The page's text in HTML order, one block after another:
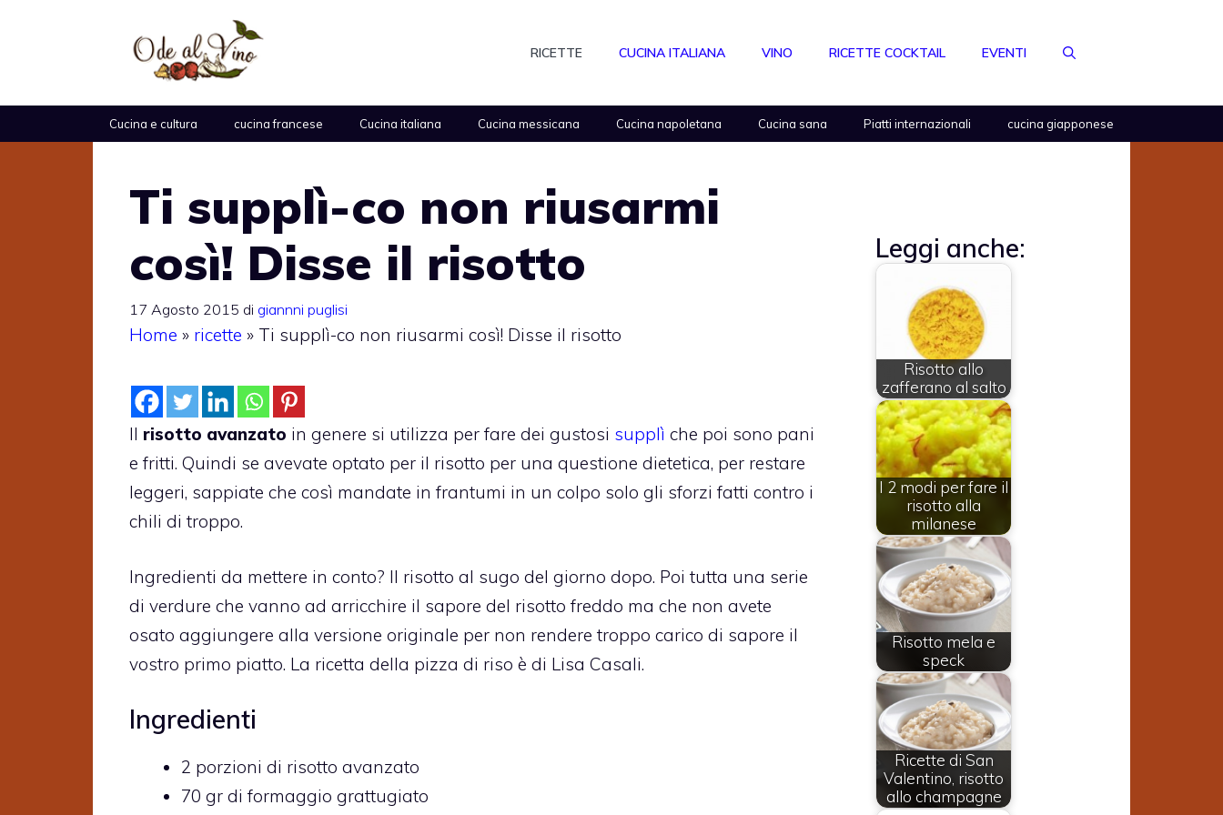
RICETTE CUCINA ITALIANA VINO RICETTE COCKTAIL EVENTI
Cucina e cultura cucina francese Cucina italiana Cucina messicana Cucina napoletana Cucina sana Piatti internazionali cucina giapponese
Ti supplì-co non riusarmi
così! Disse il risotto
17 Agosto 2015 di giannni puglisi
Home » ricette » Ti supplì-co non riusarmi così! Disse il risotto
Il risotto avanzato in genere si utilizza per fare dei gustosi supplì che poi sono pani
e fritti. Quindi se avevate optato per il risotto per una questione dietetica, per restare
leggeri, sappiate che così mandate in frantumi in un colpo solo gli sforzi fatti contro i
chili di troppo.
Ingredienti da mettere in conto? Il risotto al sugo del giorno dopo. Poi tutta una serie
di verdure che vanno ad arricchire il sapore del risotto freddo ma che non avete
osato aggiungere alla versione originale per non rendere troppo carico di sapore il
vostro primo piatto. La ricetta della pizza di riso è di Lisa Casali.
Ingredienti
2 porzioni di risotto avanzato
70 gr di formaggio grattugiato
Leggi anche:
Risotto allo
zafferano al salto
I 2 modi per fare il
risotto alla
milanese
Risotto mela e
speck
Ricette di San
Valentino, risotto
allo champagne